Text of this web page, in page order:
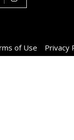
of Use Privacy